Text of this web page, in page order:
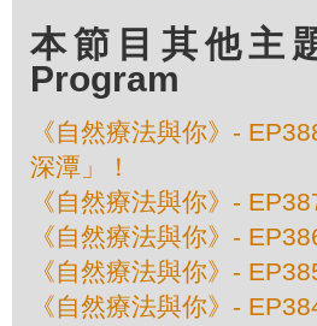
本節目其他主
Program
《自然療法與你》-
深潭」！
《自然療法與你》-
《自然療法與你》-
《自然療法與你》-
《自然療法與你》-